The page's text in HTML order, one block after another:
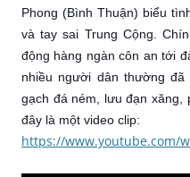
Phong (Bình Thuận) biểu
và tay sai Trung Cộng.
động hàng ngàn côn an tới
nhiều người dân thường
gạch đá ném, lưu đạn xăng,
đây là một video clip:
https://www.youtube.com/